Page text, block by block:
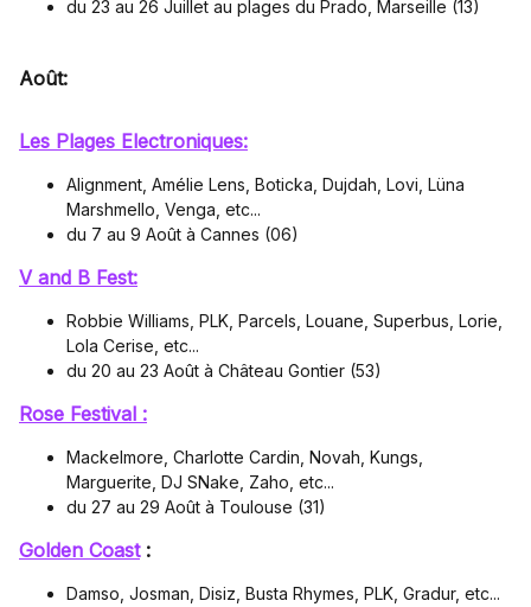
du 23 au 26 Juillet au plages du Prado, Marseille (13)
Août:
Les Plages Electroniques:
Alignment, Amélie Lens, Boticka, Dujdah, Lovi, Lüna
Marshmello, Venga, etc...
du 7 au 9 Août à Cannes (06)
V and B Fest:
Robbie Williams, PLK, Parcels, Louane, Superbus, Lorie,
Lola Cerise, etc...
du 20 au 23 Août à Château Gontier (53)
Rose Festival :
Mackelmore, Charlotte Cardin, Novah, Kungs,
Marguerite, DJ SNake, Zaho, etc...
du 27 au 29 Août à Toulouse (31)
Golden Coast:
Damso, Josman, Disiz, Busta Rhymes, PLK, Gradur, etc...